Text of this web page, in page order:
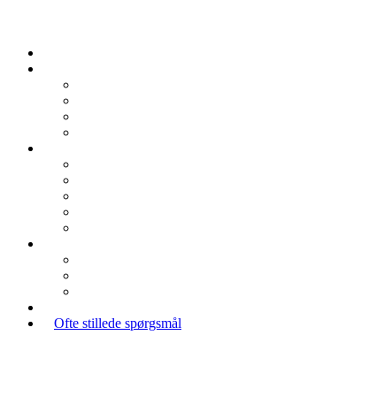
Ofte stillede spørgsmål